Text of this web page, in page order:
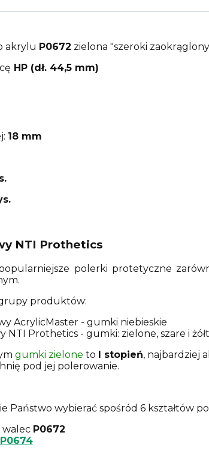
akrylu P0672 zielona "szeroki
HP (dł. 44,5 mm)
18 mm
NTI Prothetics
polerki protetyczne
produktów:
AcrylicMaster - gumki niebieskie
NTI Prothetics - gumki: zielone, szare i
gumki zielone to I stopień, najbardziej
pod jej polerowanie.
Państwo wybierać spośród 6 kształtów
walec P0672
P0674